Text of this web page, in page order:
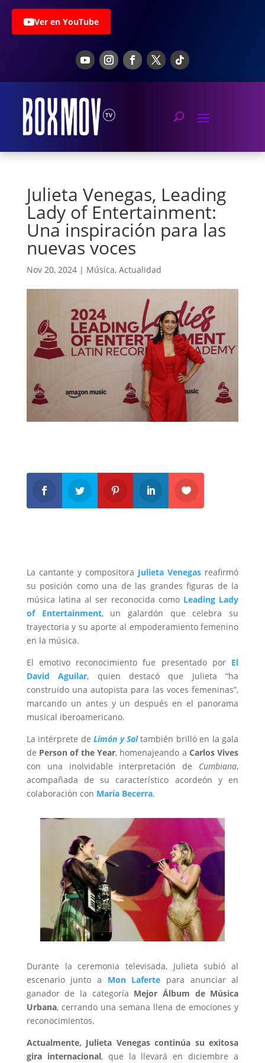
Ver en YouTube
Julieta Venegas, Leading
Lady of Entertainment:
Una inspiración para las
nuevas voces
Nov 20, 2024| Música, Actualidad
La cantante y compositora Julieta Venegas reafirmó
su posición como una de las grandes figuras de la
música latina al ser reconocida como Leading Lady
of Entertainment, un galardón que celebra su
trayectoria y su aporte al empoderamiento femenino
en la música.
El emotivo reconocimiento fue presentado por El
David Aguilar, quien destacó que Julieta “ha
construido una autopista para las voces femeninas”,
marcando un antes y un después en el panorama
musical iberoamericano.
La intérprete de Limón y Sal también brilló en la gala
de Person of the Year, homenajeando a Carlos Vives
con una inolvidable interpretación de Cumbiana,
acompañada de su característico acordeón y en
colaboración con María Becerra.
Durante la ceremonia televisada, Julieta subió al
escenario junto a
Mon Laferte para anunciar al
ganador de la categoría Mejor Álbum de Música
Urbana, cerrando una semana llena de emociones y
reconocimientos.
Actualmente, Julieta Venegas continúa su exitosa
gira internacional, que la llevará en diciembre a